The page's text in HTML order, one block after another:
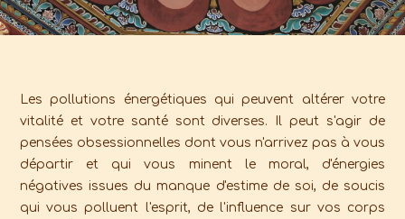
Les pollutions énergétiques qui peuvent altérer votre
vitalité et votre santé sont diverses. Il peut s'agir de
pensées obsessionnelles dont vous n'arrivez pas à vous
départir et qui vous minent le moral, d'énergies
négatives issues du manque d'estime de soi, de soucis
qui vous polluent l'esprit, de l'influence sur vos corps